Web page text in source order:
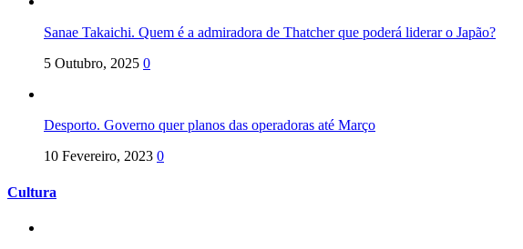
Sanae Takaichi. Quem é a admiradora de Thatcher que poderá liderar o Japão?
5 Outubro, 2025 0
Desporto. Governo quer planos das operadoras até Março
10 Fevereiro, 2023 0
Cultura